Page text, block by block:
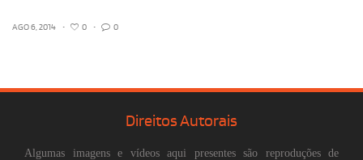
AGO 6, 2014 • 0 • 0
Direitos Autorais
Algumas imagens e vídeos aqui presentes são reproduções de